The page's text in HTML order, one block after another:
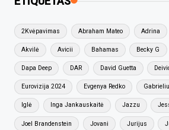
2Kvėpavimas Abraham Mateo Adrina
Akvilė Avicii Bahamas Becky G
Dapa Deep DAR David Guetta
Eurovizija 2024 Evgenya Redko
Iglė Inga Jankauskaitė Jazzu
Joel Brandenstein Jovani Jurijus